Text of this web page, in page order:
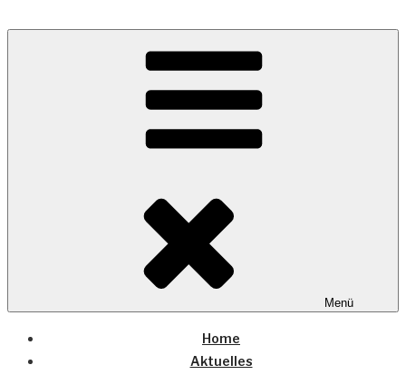
COUNTRYHOME
Wo die (Country-) Musik Zuhause ist
Menü
Home
Aktuelles